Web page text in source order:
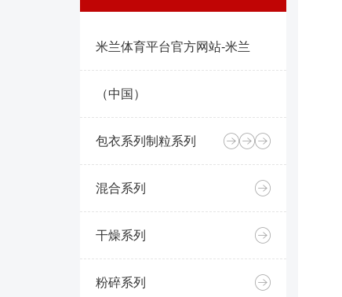
米兰体育平台官方网站-米兰
（中国）
包衣系列 制粒系列
混合系列
干燥系列
粉碎系列